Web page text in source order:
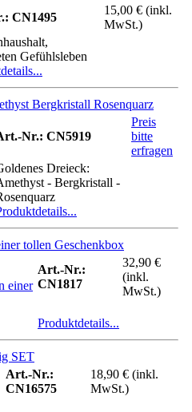
CN1495
15,00 € (inkl.
MwSt.)
Gefühlsleben
Bergkristall Rosenquarz
Nr.: CN5919
Preis
bitte
erfragen
Dreieck:
- Bergkristall -
tollen Geschenkbox
Art.-Nr.:
CN1817
32,90 €
(inkl.
MwSt.)
Produktdetails...
SET
Art.-Nr.:
CN16575
18,90 € (inkl.
MwSt.)